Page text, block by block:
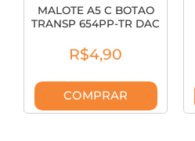
MALOTE A5 C BOTAO
TRANSP 654PP-TR DAC
R$4,90
COMPRAR